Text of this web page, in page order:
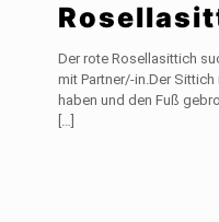
Der rote Rosellasittich
mit Partner/-in.Der
haben und den Fuß
[…]